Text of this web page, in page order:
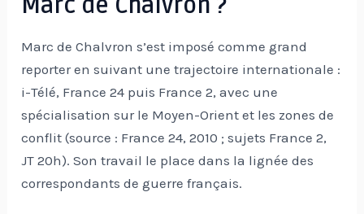
Marc de Chalvron ?
Marc de Chalvron s’est imposé comme grand
reporter en suivant une trajectoire internationale :
i-Télé, France 24 puis France 2, avec une
spécialisation sur le Moyen-Orient et les zones de
conflit (source : France 24, 2010 ; sujets France 2,
JT 20h). Son travail le place dans la lignée des
correspondants de guerre français.